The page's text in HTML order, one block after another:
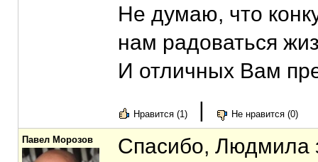
Не думаю, что
нам радоваться
И отличных Вам
Нравится (1) Не нравится (0)
Павел Морозов
Спасибо, Людмила